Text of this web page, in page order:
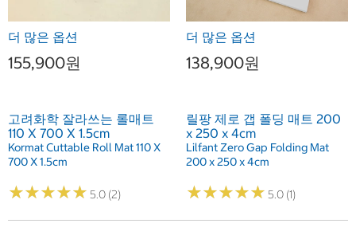
더 많은 옵션
155,900원
고려화학 잘라쓰는 롤매트
110 X 700 X 1.5cm
Kormat Cuttable Roll Mat 110 X
700 X 1.5cm
★★★★★
★★★★★ 5.0 (2)
더 많은 옵션
138,900원
릴팡 제로 갭 폴딩 매트 200
x 250 x 4cm
Lilfant Zero Gap Folding Mat
200 x 250 x 4cm
★★★★★
★★★★★ 5.0 (1)